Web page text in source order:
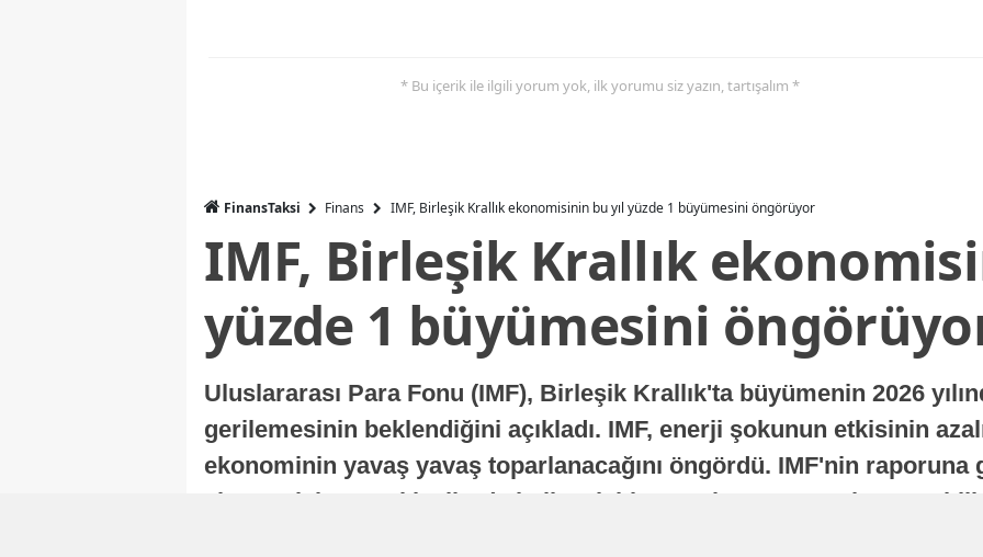
* Bu içerik ile ilgili yorum yok, ilk yorumu siz yazın, tartışalım *
FinansTaksi Finans IMF, Birleşik Krallık ekonomisinin bu yıl yüzde 1 büyümesini öngörüyor
IMF, Birleşik Krallık
yüzde 1 büyümesini
Uluslararası Para Fonu (IMF), Birleşik Krallık'ta büyümenin 2026
gerilemesinin beklendiğini açıkladı. IMF, enerji şokunun etkisinin
ekonominin yavaş yavaş toparlanacağını öngördü. IMF'nin raporuna
ekonomisi, sonraki yıllarda istikrarlı bir toparlanma süreci